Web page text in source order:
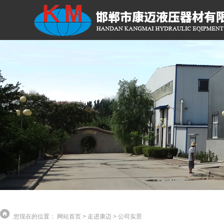
您现在的位置： 网站首页 > 走进康迈 > 公司实景